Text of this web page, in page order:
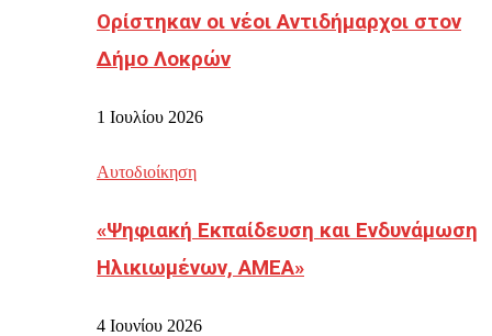
Ορίστηκαν οι νέοι Αντιδήμαρχοι στον
Δήμο Λοκρών
1 Ιουλίου 2026
Αυτοδιοίκηση
«Ψηφιακή Εκπαίδευση και Ενδυνάμωση
Ηλικιωμένων, ΑΜΕΑ»
4 Ιουνίου 2026